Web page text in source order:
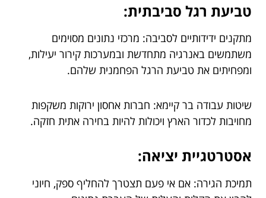
טביעת רגל סביבתית:
מתקנים ידידותיים לסביבה: מרכזי נתונים מסוימים
משתמשים באנרגיה מתחדשת ובמערכות קירור יעילות,
ומפחיתים את טביעת הרגל הפחמנית שלהם.
שיטות עבודה בר קיימא: חברות אחסון ירוקות משקפות
מחויבות לכדור הארץ ויכולות להיות בחירה אתית חזקה.
אסטרטגיית יציאה:
תמיכת הגירה: אם אי פעם תצטרך להחליף ספק, חיוני